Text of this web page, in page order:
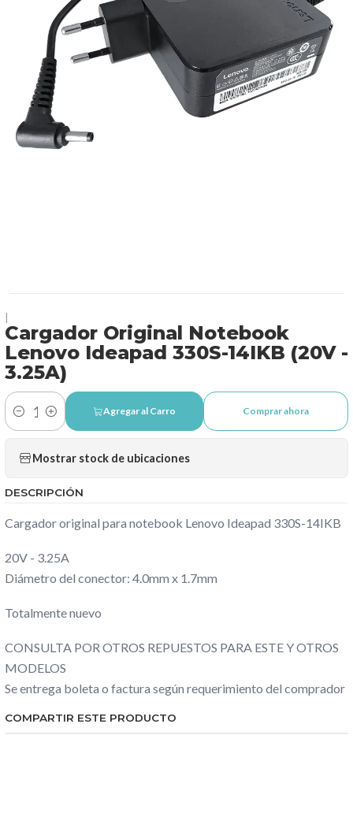
Cargador Original Notebook
Lenovo Ideapad 330S-14IKB (20V -
3.25A)
Cantidad
Agregar al Carro Comprar ahora
Mostrar stock de ubicaciones
DESCRIPCIÓN
Cargador original para notebook Lenovo Ideapad 330S-14IKB
20V - 3.25A
Diámetro del conector: 4.0mm x 1.7mm
Totalmente nuevo
CONSULTA POR OTROS REPUESTOS PARA ESTE Y OTROS
MODELOS
Se entrega boleta o factura según requerimiento del comprador
COMPARTIR ESTE PRODUCTO